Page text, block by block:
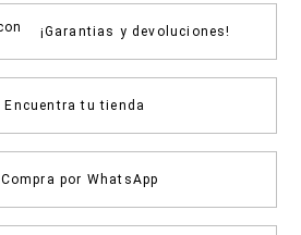
¡Garantias y devoluciones!
Encuentra tu tienda
Compra por WhatsApp